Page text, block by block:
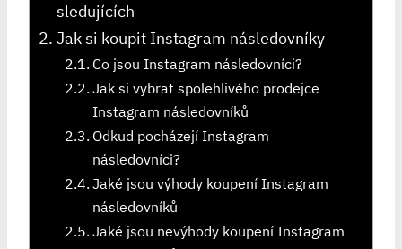
sledujících
Jak si koupit Instagram následovníky
Co jsou Instagram následovníci?
Jak si vybrat spolehlivého prodejce
Instagram následovníků
Odkud pocházejí Instagram
následovníci?
Jaké jsou výhody koupení Instagram
následovníků
Jaké jsou nevýhody koupení Instagram